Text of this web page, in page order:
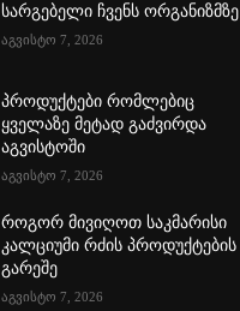
სარგებელი ჩვენს ორგანიზმზე
აგვისტო 7, 2026
პროდუქტები რომლებიც
ყველაზე მეტად გაძვირდა
აგვისტოში
აგვისტო 7, 2026
როგორ მივიღოთ საკმარისი
კალციუმი რძის პროდუქტების
გარეშე
აგვისტო 7, 2026